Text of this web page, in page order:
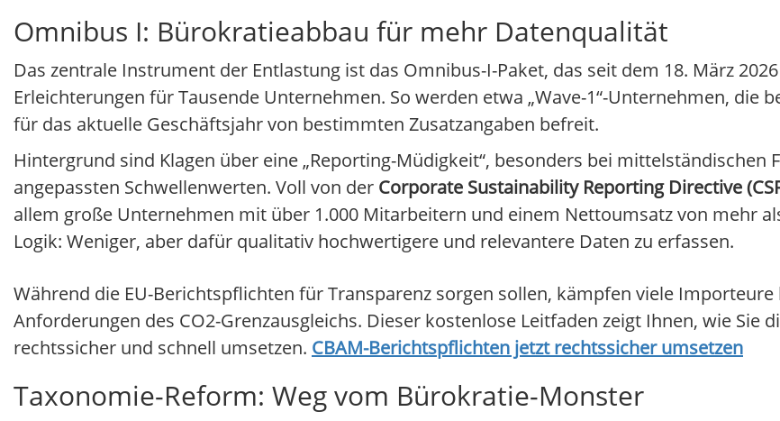
Omnibus I: Bürokratieabbau für mehr Datenqualität
Das zentrale Instrument der Entlastung ist das Omnibus-I-Paket, das seit dem 18. März
Erleichterungen für Tausende Unternehmen. So werden etwa „Wave-1“-Unternehmen, die
für das aktuelle Geschäftsjahr von bestimmten Zusatzangaben befreit.
Hintergrund sind Klagen über eine „Reporting-Müdigkeit“, besonders bei mittelständischen
angepassten Schwellenwerten. Voll von der Corporate Sustainability Reporting Directive
allem große Unternehmen mit über 1.000 Mitarbeitern und einem Nettoumsatz von mehr
Logik: Weniger, aber dafür qualitativ hochwertigere und relevantere Daten zu erfassen.
Während die EU-Berichtspflichten für Transparenz sorgen sollen, kämpfen viele
Anforderungen des CO2-Grenzausgleichs. Dieser kostenlose Leitfaden zeigt Ihnen, wie Sie
rechtssicher und schnell umsetzen. CBAM-Berichtspflichten jetzt rechtssicher umsetzen
Taxonomie-Reform: Weg vom Bürokratie-Monster